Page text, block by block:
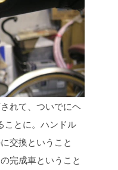
れて、ついでにヘ
ことに。ハンドル
交換ということ
完成車ということ